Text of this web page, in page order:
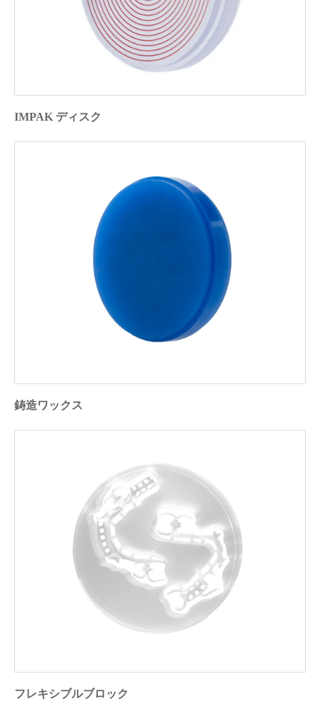
IMPAK ディスク
鋳造ワックス
フレキシブルブロック